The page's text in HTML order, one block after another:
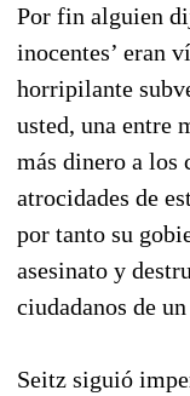
Por fin alguien
inocentes’ eran
horripilante
usted, una entre
más dinero a los
atrocidades de
por tanto su
asesinato y
ciudadanos de
Seitz siguió